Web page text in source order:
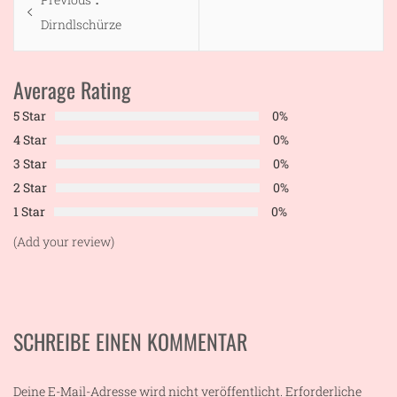
post:
Dirndlschürze
Average Rating
5 Star
0%
4 Star
0%
3 Star
0%
2 Star
0%
1 Star
0%
(Add your review)
SCHREIBE EINEN KOMMENTAR
Deine E-Mail-Adresse wird nicht veröffentlicht. Erforderliche